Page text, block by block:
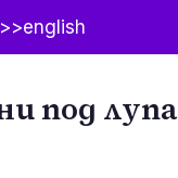
>>english
под лупа